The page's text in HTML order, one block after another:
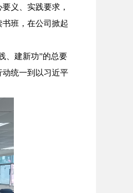
义、实践要求，
班，在公司掀起
、建新功”的总要
统一到以习近平